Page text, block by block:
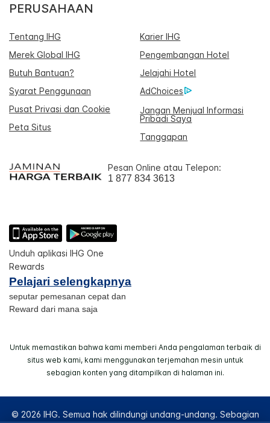
PERUSAHAAN
Tentang IHG
Karier IHG
Merek Global IHG
Pengembangan Hotel
Butuh Bantuan?
Jelajahi Hotel
Syarat Penggunaan
AdChoices
Pusat Privasi dan Cookie
Jangan Menjual Informasi
Pribadi Saya
Peta Situs
Tanggapan
Pesan Online atau Telepon:
1 877 834 3613
Unduh aplikasi IHG One
Rewards
Pelajari selengkapnya
seputar pemesanan cepat dan
Reward dari mana saja
Untuk memastikan bahwa kami memberi Anda pengalaman terbaik di
situs web kami, kami menggunakan terjemahan mesin untuk
sebagian konten yang ditampilkan di halaman ini.
© 2026 IHG. Semua hak dilindungi undang-undang. Sebagian